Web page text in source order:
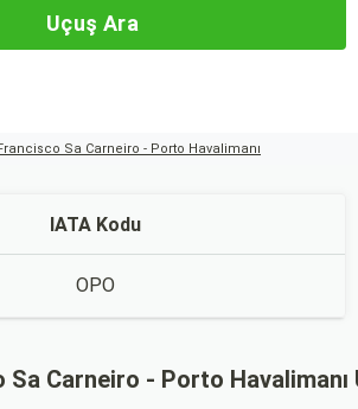
Uçuş Ara
Sa Carneiro - Porto Havalimanı
IATA Kodu
OPO
Sa Carneiro - Porto